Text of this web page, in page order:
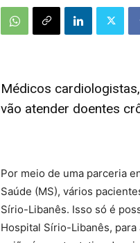
Médicos
vão atender doentes
Por meio de uma parceria
Saúde (MS), vários
Sírio-Libanês. Isso só é
Hospital Sírio-Libanês,